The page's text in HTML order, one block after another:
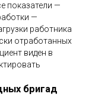
показатели —
—
работника
отработанных
виден в
бригад